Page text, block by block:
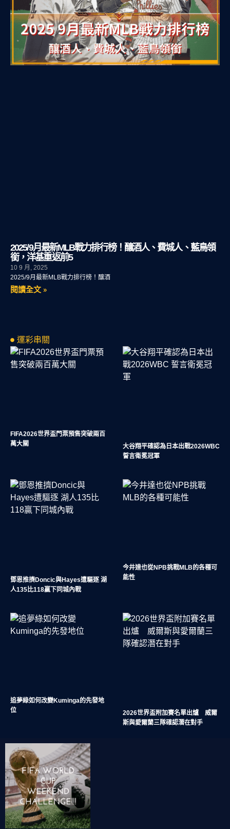
2025/9月最新MLB戰力排行榜！釀酒人、費城人、藍鳥領
銜，洋基重返前5
10 9 月, 2025
2025/9月最新MLB戰力排行榜！釀酒
閱讀全文 »
運彩串關
FIFA2026世界盃門票預售突破兩百
萬大關
大谷翔平確認為日本出戰2026WBC
誓言衛冕冠軍
鄧恩推擠Doncic與Hayes遭驅逐 湖
人135比118贏下同城內戰
今井達也從NPB挑戰MLB的各種可
能性
追夢綠如何改變Kuminga的先發地
位
2026世界盃附加賽名單出爐 威爾
斯與愛爾蘭三隊確認潛在對手